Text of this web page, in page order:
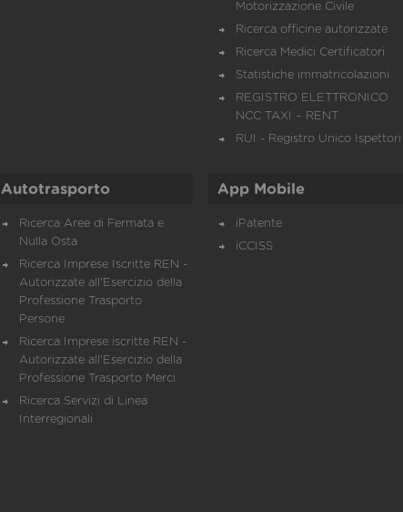
Motorizzazione Civile
Ricerca officine autorizzate
Ricerca Medici Certificatori
Statistiche immatricolazioni
REGISTRO ELETTRONICO
NCC TAXI – RENT
RUI - Registro Unico Ispettori
Autotrasporto
Ricerca Aree di Fermata e
Nulla Osta
Ricerca Imprese Iscritte REN -
Autorizzate all'Esercizio della
Professione Trasporto
Persone
Ricerca Imprese iscritte REN -
Autorizzate all'Esercizio della
Professione Trasporto Merci
Ricerca Servizi di Linea
Interregionali
App Mobile
iPatente
iCCISS